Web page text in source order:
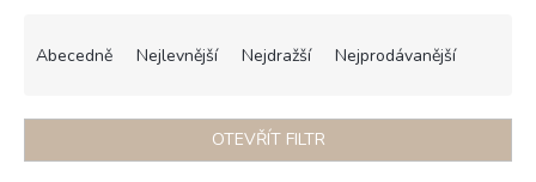
n
í
Abecedně Nejlevnější Nejdražší Nejprodávanější
OTEVŘÍT FILTR